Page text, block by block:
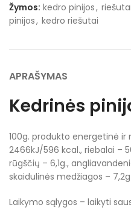
Žymos: kedro pinijos, riešutai
pinijos, kedro riešutai
APRAŠYMAS
Kedrinės
100g. produkto energetinė ir
2466kJ/596 kcal., riebalai –
rūgščių – 6,1g.,
skaidulinės medžiagos –
Laikymo sąlygos – laikyti